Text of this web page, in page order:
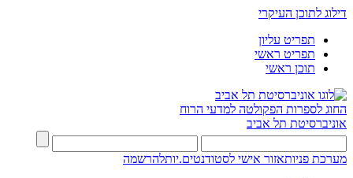
דילוג לתוכן העיקרי
תפריט עליון
תפריט ראשי
תוכן ראשי
החוג לספרות הפקולטה למדעי הרוח
אוניברסיטת תל אביב
מערכת פניותאזור אישי לסטודנטים.יותלהרשמה